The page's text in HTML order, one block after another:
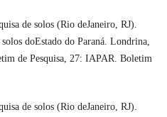
de solos (Rio deJaneiro, RJ).
doEstado do Paraná. Londrina,
de Pesquisa, 27: IAPAR. Boletim
de solos (Rio deJaneiro, RJ).